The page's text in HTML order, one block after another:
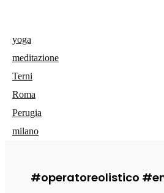
yoga
meditazione
Terni
Roma
Perugia
milano
#operatoreolistico